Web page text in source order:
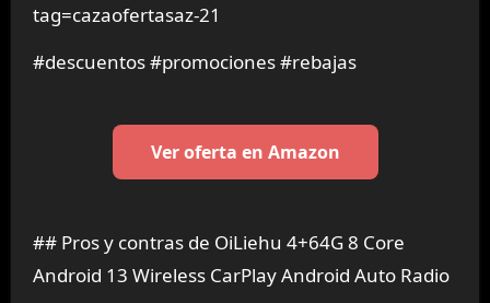
tag=cazaofertasaz-21
#descuentos #promociones #rebajas
Ver oferta en Amazon
## Pros y contras de OiLiehu 4+64G 8 Core
Android 13 Wireless CarPlay Android Auto Radio